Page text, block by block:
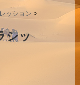
ッション >
シッ